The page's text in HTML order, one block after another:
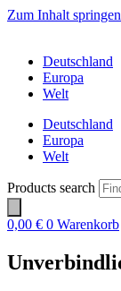
Zum Inhalt springen
Deutschland
Europa
Welt
Deutschland
Europa
Welt
Products search
0,00 € 0 Warenkorb